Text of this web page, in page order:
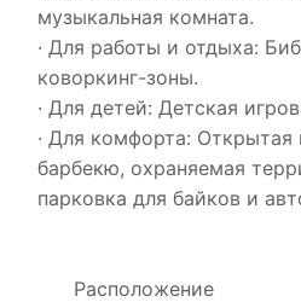
музыкальная комната.
· Для работы и отдыха:
коворкинг-зоны.
· Для детей: Детская
· Для комфорта: Открытая
барбекю, охраняемая
парковка для байков и
Расположение